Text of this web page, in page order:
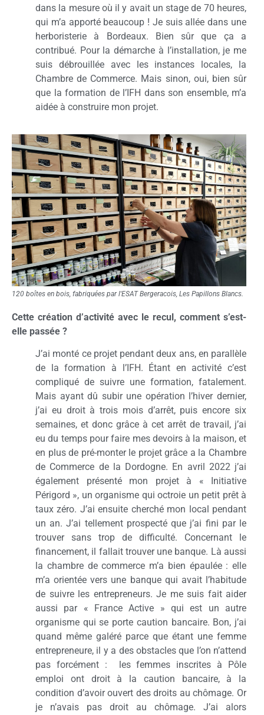
dans la mesure où il y avait un stage de 70 heures,
qui m’a apporté beaucoup ! Je suis allée dans une
herboristerie à Bordeaux. Bien sûr que ça a
contribué. Pour la démarche à l’installation, je me
suis débrouillée avec les instances locales, la
Chambre de Commerce. Mais sinon, oui, bien sûr
que la formation de l’IFH dans son ensemble, m’a
aidée à construire mon projet.
120 boîtes en bois, fabriquées par l'ESAT Bergeracois, Les Papillons Blancs.
Cette création d’activité avec le recul, comment s’est-
elle passée ?
J’ai monté ce projet pendant deux ans, en parallèle
de la formation à l’IFH. Étant en activité c’est
compliqué de suivre une formation, fatalement.
Mais ayant dû subir une opération l’hiver dernier,
j’ai eu droit à trois mois d’arrêt, puis encore six
semaines, et donc grâce à cet arrêt de travail, j’ai
eu du temps pour faire mes devoirs à la maison, et
en plus de pré-monter le projet grâce a la Chambre
de Commerce de la Dordogne. En avril 2022 j’ai
également présenté mon projet à « Initiative
Périgord », un organisme qui octroie un petit prêt à
taux zéro. J’ai ensuite cherché mon local pendant
un an. J’ai tellement prospecté que j’ai fini par le
trouver sans trop de difficulté. Concernant le
financement, il fallait trouver une banque. Là aussi
la chambre de commerce m’a bien épaulée : elle
m’a orientée vers une banque qui avait l’habitude
de suivre les entrepreneurs. Je me suis fait aider
aussi par « France Active » qui est un autre
organisme qui se porte caution bancaire. Bon, j’ai
quand même galéré parce que étant une femme
entrepreneure, il y a des obstacles que l’on n’attend
pas forcément :
les femmes inscrites à Pôle
emploi ont droit à la caution bancaire, à la
condition d’avoir ouvert des droits au chômage. Or
je n’avais pas droit au chômage. J’ai alors